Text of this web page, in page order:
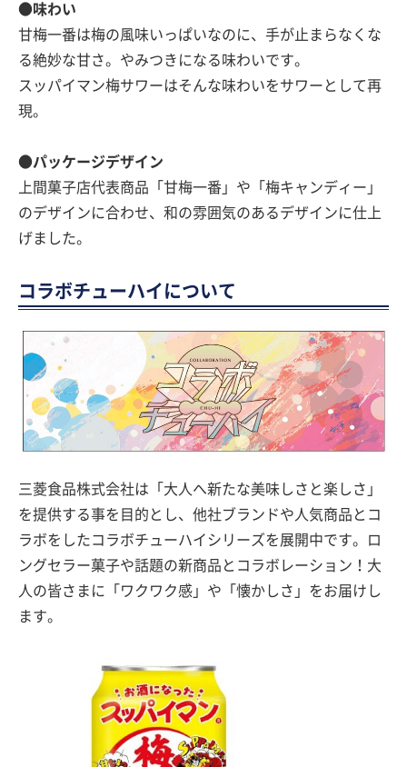
●味わい
甘梅一番は梅の風味いっぱいなのに、手が止まらなくな
る絶妙な甘さ。やみつきになる味わいです。
スッパイマン梅サワーはそんな味わいをサワーとして再
現。
●パッケージデザイン
上間菓子店代表商品「甘梅一番」や「梅キャンディー」
のデザインに合わせ、和の雰囲気のあるデザインに仕上
げました。
コラボチューハイについて
三菱食品株式会社は「大人へ新たな美味しさと楽しさ」
を提供する事を目的とし、他社ブランドや人気商品とコ
ラボをしたコラボチューハイシリーズを展開中です。ロ
ングセラー菓子や話題の新商品とコラボレーション！大
人の皆さまに「ワクワク感」や「懐かしさ」をお届けし
ます。